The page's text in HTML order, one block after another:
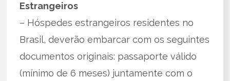
Estrangeiros
– Hóspedes estrangeiros residentes no
Brasil, deverão embarcar com os seguintes
documentos originais: passaporte válido
(mínimo de 6 meses) juntamente com o